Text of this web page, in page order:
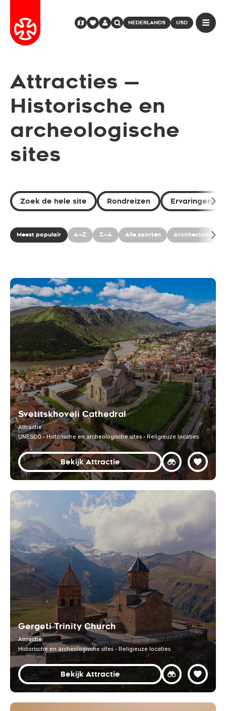
NEDERLANDS USD
Attracties —
Historische en
archeologische
sites
Zoek de hele site Rondreizen Ervaringen
Meest populair A—Z Z—A Alle soorten Architectonische
Svetitskhoveli Cathedral
Attractie
UNESCO · Historische en archeologische sites · Religieuze locaties
Bekijk Attractie
Gergeti Trinity Church
Attractie
Historische en archeologische sites · Religieuze locaties
Bekijk Attractie